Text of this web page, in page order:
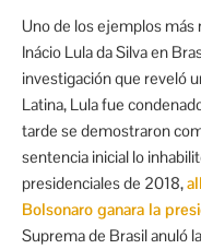
Uno de los ejemplos más
Inácio Lula da Silva en
investigación que reveló
Latina, Lula fue
tarde se demostraron
sentencia inicial lo
presidenciales de 2018,
Bolsonaro ganara la
Suprema de Brasil anuló